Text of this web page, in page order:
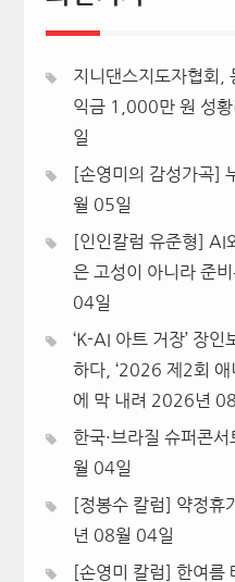
지니댄스지도자협회,
익금 1,000만 원 성황
일
[손영미의 감성가곡]
월 05일
[인인칼럼 유준형] AI
은 고성이 아니라 준비
04일
‘K-AI 아트 거장’ 장
하다, ‘2026 제2회 애
에 막 내려 2026년
한국·브라질 슈퍼콘
월 04일
[정봉수 칼럼] 약정휴
년 08월 04일
[손영미 칼럼] 한여름